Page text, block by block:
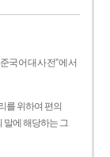
국어대사전”에서
를 위하여 편의
말에 해당하는 그